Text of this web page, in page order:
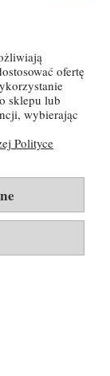
ofertę
sklepu lub
wybierając
Polityce